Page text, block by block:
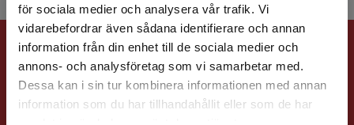
för sociala medier och analysera vår trafik. Vi
vidarebefordrar även sådana identifierare och annan
information från din enhet till de sociala medier och
annons- och analysföretag som vi samarbetar med.
Dessa kan i sin tur kombinera informationen med annan
information som du har tillhandahållit eller som de har
Begränsad fraktregion
Det verkar som att du besöker
Förlagskontakt